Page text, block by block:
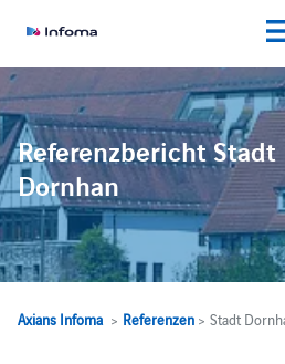
Referenzbericht Stadt
Dornhan
Axians Infoma> Referenzen> Stadt